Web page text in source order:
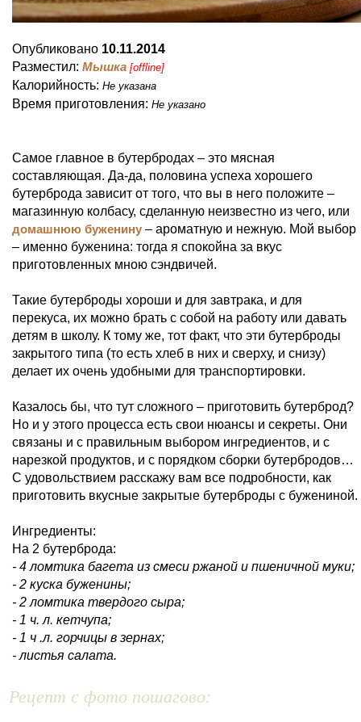
Опубликовано 10.11.2014
Разместил: Мышка [offline]
Калорийность: Не указана
Время приготовления: Не указано
Самое главное в бутербродах – это мясная
составляющая. Да-да, половина успеха хорошего
бутерброда зависит от того, что вы в него положите –
магазинную колбасу, сделанную неизвестно из чего, или
домашнюю буженину – ароматную и нежную. Мой выбор
– именно буженина: тогда я спокойна за вкус
приготовленных мною сэндвичей.
Такие бутерброды хороши и для завтрака, и для
перекуса, их можно брать с собой на работу или давать
детям в школу. К тому же, тот факт, что эти бутерброды
закрытого типа (то есть хлеб в них и сверху, и снизу)
делает их очень удобными для транспортировки.
Казалось бы, что тут сложного – приготовить бутерброд?
Но и у этого процесса есть свои нюансы и секреты. Они
связаны и с правильным выбором ингредиентов, и с
нарезкой продуктов, и с порядком сборки бутербродов…
С удовольствием расскажу вам все подробности, как
приготовить вкусные закрытые бутерброды с бужениной.
Ингредиенты:
На 2 бутерброда:
- 4 ломтика багета из смеси ржаной и пшеничной муки;
- 2 куска буженины;
- 2 ломтика твердого сыра;
- 1 ч. л. кетчупа;
- 1 ч .л. горчицы в зернах;
- листья салата.
Рецепт с фото пошагово: